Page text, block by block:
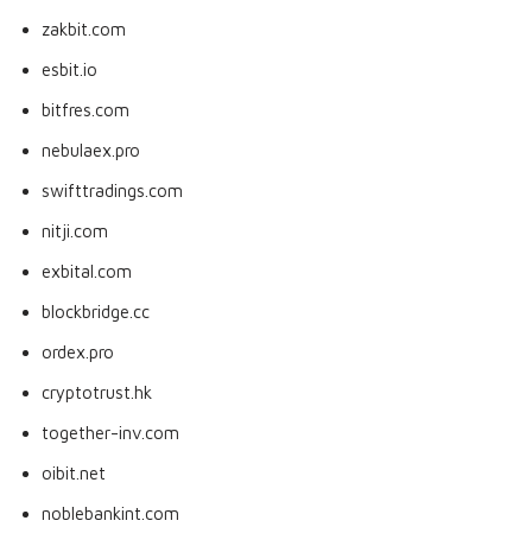
zakbit.com
esbit.io
bitfres.com
nebulaex.pro
swifttradings.com
nitji.com
exbital.com
blockbridge.cc
ordex.pro
cryptotrust.hk
together-inv.com
oibit.net
noblebankint.com